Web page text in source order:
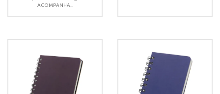
ACOMPANHA...